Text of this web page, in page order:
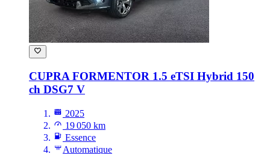
CUPRA FORMENTOR 1.5 eTSI Hybrid 150
ch DSG7 V
2025
19 050 km
Essence
Automatique